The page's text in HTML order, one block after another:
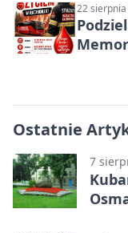
22
Ostatnie
7